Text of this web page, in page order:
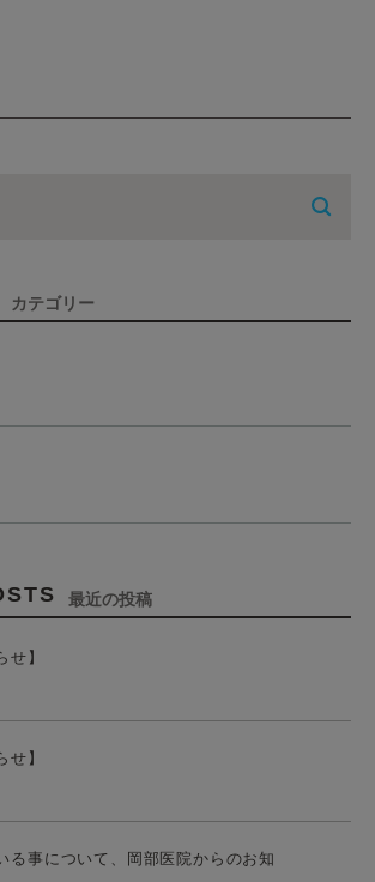
カテゴリー
最近の投稿
せ】
せ】
る事について、岡部医院からのお知